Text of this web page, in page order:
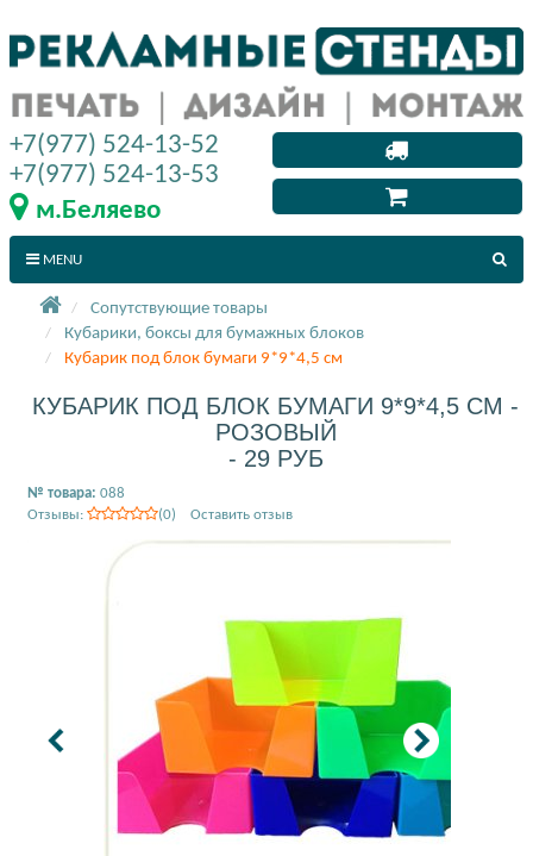
Сопутствующие товары
Кубарики, боксы для бумажных блоков
Кубарик под блок бумаги 9*9*4,5 см
КУБАРИК ПОД БЛОК БУМАГИ 9*9*4,5 СМ -
РОЗОВЫЙ
- 29 РУБ
№ товара: 088
Отзывы:
(0) Оставить отзыв
+7(977) 524-13-52
+7(977) 524-13-53
м.Беляево
MENU